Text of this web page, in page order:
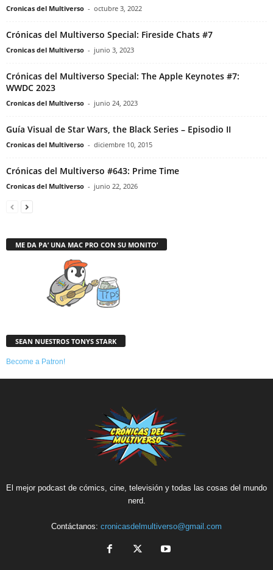
Cronicas del Multiverso - octubre 3, 2022
Crónicas del Multiverso Special: Fireside Chats #7
Cronicas del Multiverso - junio 3, 2023
Crónicas del Multiverso Special: The Apple Keynotes #7:
WWDC 2023
Cronicas del Multiverso - junio 24, 2023
Guía Visual de Star Wars, the Black Series – Episodio II
Cronicas del Multiverso - diciembre 10, 2015
Crónicas del Multiverso #643: Prime Time
Cronicas del Multiverso - junio 22, 2026
ME DA PA’ UNA MAC PRO CON SU MONITO’
SEAN NUESTROS TONYS STARK
Become a Patron!
El mejor podcast de cómics, cine, televisión y todas las cosas del mundo
nerd.
Contáctanos: cronicasdelmultiverso@gmail.com